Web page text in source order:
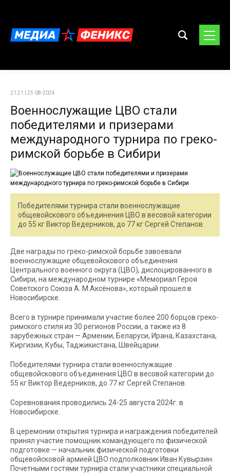
21:21 | 25-08-2024
Военнослужащие ЦВО стали
победителями и призерами
международного турнира по греко-
римской борьбе в Сибири
Победителями турнира стали военнослужащие
общевойскового объединения ЦВО в весовой категории
до 55 кг Виктор Ведерников, до 77 кг Сергей Степанов.
Две награды по греко-римской борьбе завоевали
военнослужащие общевойскового объединения
Центрального военного округа (ЦВО), дислоцированного в
Сибири, на международном турнире «Мемориал Героя
Советского Союза А. М.Аксёнова», который прошел в
Новосибирске.
Всего в турнире принимали участие более 200 борцов греко-
римского стиля из 30 регионов России, а также из 8
зарубежных стран — Армении, Беларуси, Ирана, Казахстана,
Киргизии, Кубы, Таджикистана, Швейцарии.
Победителями турнира стали военнослужащие
общевойскового объединения ЦВО в весовой категории до
55 кг Виктор Ведерников, до 77 кг Сергей Степанов.
Соревнования проводились 24-25 августа 2024г. в
Новосибирске.
В церемонии открытия турнира и награждения победителей
принял участие помощник командующего по физической
подготовке — начальник физической подготовки
общевойсковой армией ЦВО подполковник Иван Кувырзин.
Почетными гостями турнира стали участники специальной